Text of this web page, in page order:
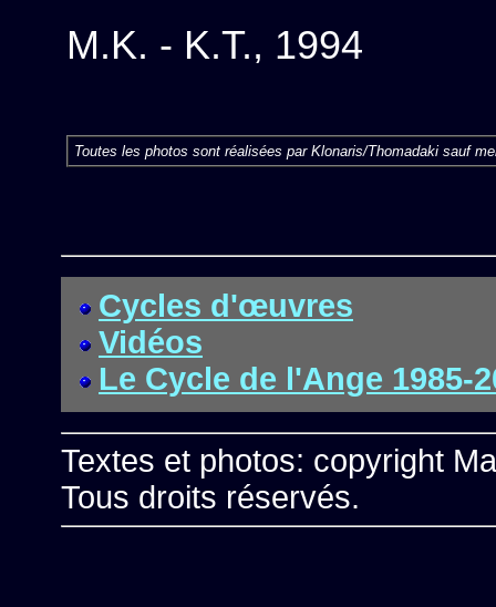
M.K. - K.T., 1994
Toutes les photos sont réalisées par Klonaris/Thomadaki sauf
Cycles d'œuvres
Vidéos
Le Cycle de l'Ange 1985-
Textes et photos: copyright
Tous droits réservés.